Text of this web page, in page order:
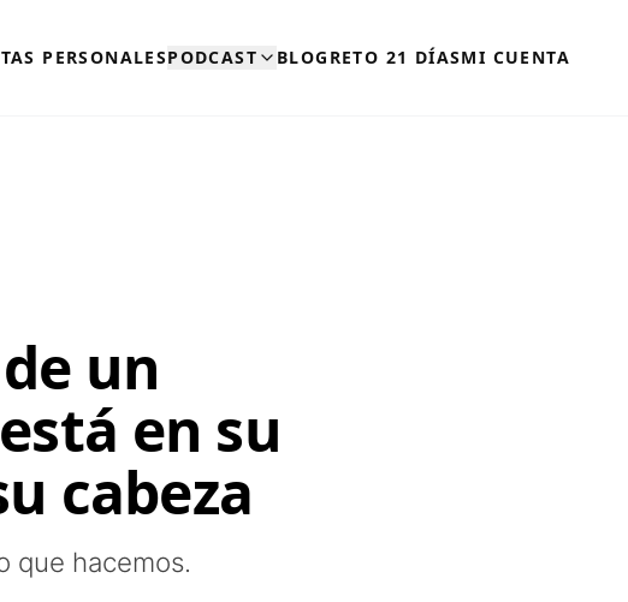
PERSONALESPODCAST BLOG RETO 21 DÍASMI CUENTA
un
en su
cabeza
que hacemos.